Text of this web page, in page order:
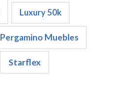
Luxury 50k
Pergamino Muebles
Starflex